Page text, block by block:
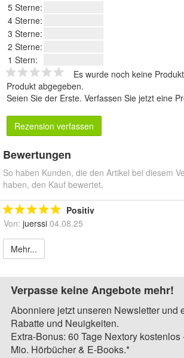
5 Sterne:
4 Sterne:
3 Sterne:
2 Sterne:
1 Stern:
Es wurde noch keine
Produkt abgegeben.
Seien Sie der Erste. Verfassen Sie jetzt eine
Rezension verfassen
Bewertungen
So haben Kunden, die den Artikel bei diesem
haben, den Kauf bewertet.
Positiv
Von: juerssi 04.08.25
Mehr...
Verpasse keine Angebote mehr!
Abonniere jetzt unseren Newsletter und
Rabatte und Neuigkeiten.
Extra-Bonus: 60 Tage Nextory
Mio. Hörbücher & E-Books.*